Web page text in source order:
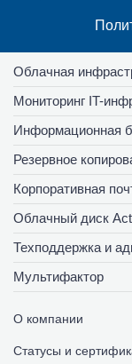
Облачная
Мониторинг IT-
Информационная
Резервное
Корпоративная
Облачный диск
Техподдержка и
Мультифактор
О компании
Статусы и